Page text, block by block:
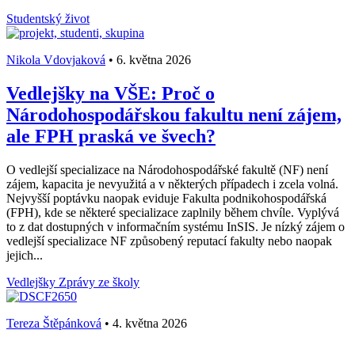
Studentský život
Nikola Vdovjaková • 6. května 2026
Vedlejšky na VŠE: Proč o
Národohospodářskou fakultu není zájem,
ale FPH praská ve švech?
O vedlejší specializace na Národohospodářské fakultě (NF) není
zájem, kapacita je nevyužitá a v některých případech i zcela volná.
Nejvyšší poptávku naopak eviduje Fakulta podnikohospodářská
(FPH), kde se některé specializace zaplnily během chvíle. Vyplývá
to z dat dostupných v informačním systému InSIS. Je nízký zájem o
vedlejší specializace NF způsobený reputací fakulty nebo naopak
jejich...
Vedlejšky Zprávy ze školy
Tereza Štěpánková • 4. května 2026